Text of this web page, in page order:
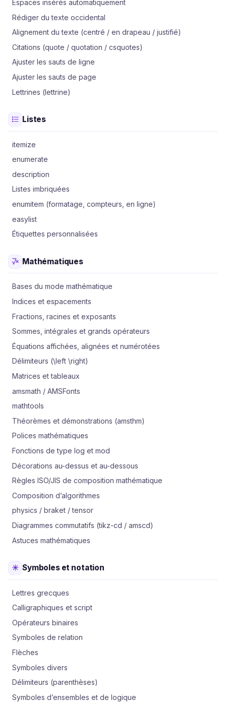
Espaces insérés automatiquement
Rédiger du texte occidental
Alignement du texte (centré / en drapeau / justifié)
Citations (quote / quotation / csquotes)
Ajuster les sauts de ligne
Ajuster les sauts de page
Lettrines (lettrine)
Listes
itemize
enumerate
description
Listes imbriquées
enumitem (formatage, compteurs, en ligne)
easylist
Étiquettes personnalisées
Mathématiques
Bases du mode mathématique
Indices et espacements
Fractions, racines et exposants
Sommes, intégrales et grands opérateurs
Équations affichées, alignées et numérotées
Délimiteurs (\left \right)
Matrices et tableaux
amsmath / AMSFonts
mathtools
Théorèmes et démonstrations (amsthm)
Polices mathématiques
Fonctions de type log et mod
Décorations au-dessus et au-dessous
Règles ISO/JIS de composition mathématique
Composition d’algorithmes
physics / braket / tensor
Diagrammes commutatifs (tikz-cd / amscd)
Astuces mathématiques
Symboles et notation
Lettres grecques
Calligraphiques et script
Opérateurs binaires
Symboles de relation
Flèches
Symboles divers
Délimiteurs (parenthèses)
Symboles d’ensembles et de logique